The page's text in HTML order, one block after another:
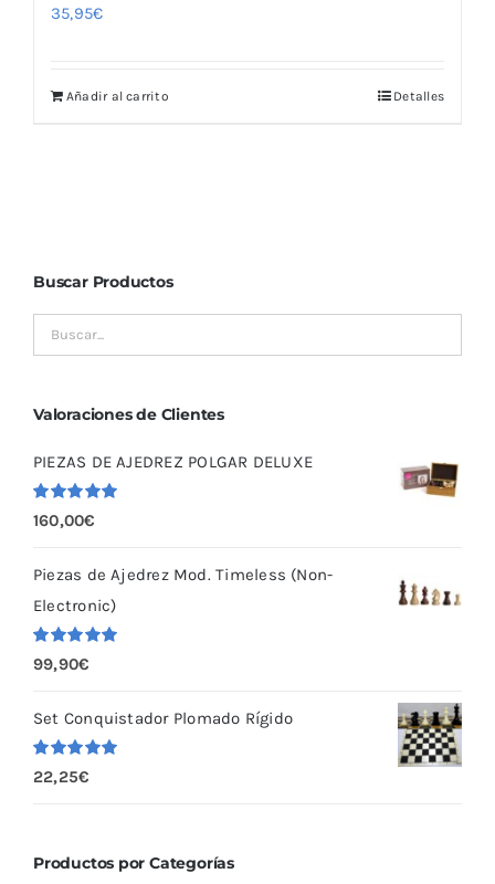
35,95€
Añadir al carrito Detalles
Buscar Productos
Valoraciones de Clientes
PIEZAS DE AJEDREZ POLGAR DELUXE
Valorado
con 5.00
160,00€
Piezas de Ajedrez Mod. Timeless (Non-
Electronic)
Valorado
con 5.00
99,90€
Set Conquistador Plomado Rígido
Valorado
con
5.00
22,25€
Productos por Categorías